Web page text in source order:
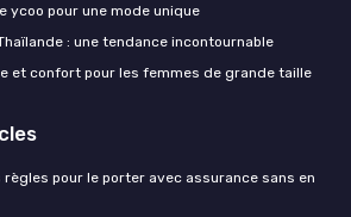
ycoo pour une mode unique
: une tendance incontournable
et confort pour les femmes de grande taille
pour le porter avec assurance sans en